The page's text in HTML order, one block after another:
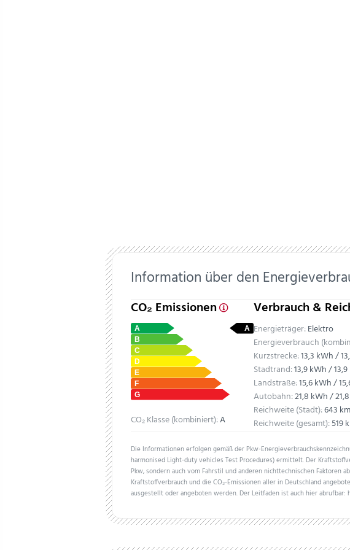
Information über den
CO₂ Emissionen
CO₂ Klasse (kombiniert):A
Verbrauch &
Energieträger:Elektro
Energieverbrauch
Kurzstrecke:13,3 kWh /
Stadtrand:13,9 kWh /
Landstraße:15,6 kWh /
Autobahn:21,8 kWh /
Reichweite (Stadt):643 km
Reichweite (gesamt):519
Die Informationen erfolgen gemäß der Pkw-
harmonised Light-duty vehicles Test Procedures) ermittelt. Der
Pkw, sondern auch vom Fahrstil und anderen nichttechnischen Faktoren
Kraftstoffverbrauch und die CO₂-Emissionen aller in Deutschland
ausgestellt oder angeboten werden. Der Leitfaden ist auch hier